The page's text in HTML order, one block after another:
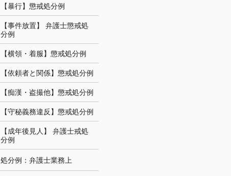
【暴行】懲戒処分例
【事件放置】 弁護士懲戒処
分例
【横領・着服】懲戒処分例
【依頼者と関係】懲戒処分例
【痴漢・盗撮他】懲戒処分例
【守秘義務違反】懲戒処分例
【成年後見人】 弁護士戒処
分例
処分例：弁護士業務上